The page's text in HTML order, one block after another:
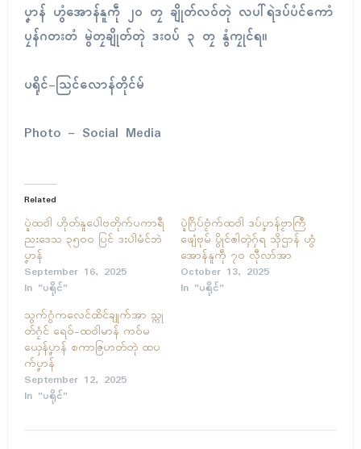
ပၞာန် ဟွံအောန်နူကဵု ၂၀ တၠ ချိုတ်လဝ်တုဲ လပါ်ရဲဒပ်ပံၚ်ကောံ
ပၠန်ဂတးတံ မွဲတၠချိုတ်တုဲ ဒးဝပ် ၃ တၠ နွံကၠုၚ်ရ။
ပရိုၚ်-သြင်လောန်တိုၚ်မ်
Photo – Social Media
Related
ပ္ဍဲထဝါဲ ဟိုတ်နူပေါဲဗတိုက်ပကာရဳ
ညးဒေသ ၃၅၀၀ ပြၚ် ဒးပါဲမံၚ်ဘဲ
ပၞာန်
September 16, 2025
In "ပရိုၚ်"
ပ္ဍဲဂြိပ်ဗၟံက်ထဝါဲ ဒပ်ပၞာန်ဗၟာကြဳ
ဖျေံဗုမ် ပွိုၚ်ၜါတ္ၚဲဂှ်ရ သ္ၚိဌာန် ဟွံ
အောန်နူကဵု ၇၀ လီုလာ်အာ
October 13, 2025
In "ပရိုၚ်"
သွက်ဂွံကလေၚ်ထိၚ်ချုက်အာ သ္ကု
တ်ဂၠံၚ် ရေဝ်-ထဝါဲမာန် ကဝ်မ
ယှေန်ပၞာန် စကာဇြဟတ်တုဲ ထပ
က်ပၞာန်
September 12, 2025
In "ပရိုၚ်"